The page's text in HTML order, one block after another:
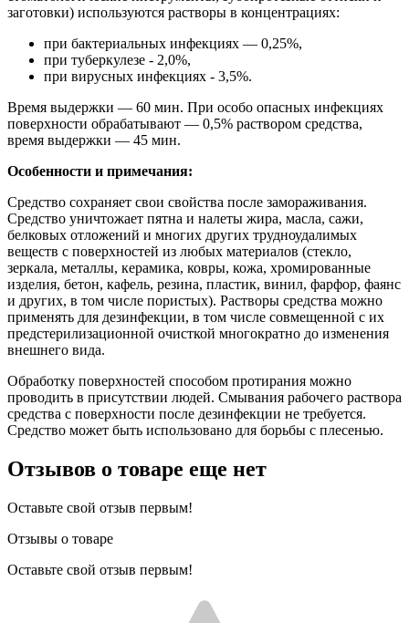
заготовки) используются растворы в концентрациях:
при бактериальных инфекциях — 0,25%,
при туберкулезе - 2,0%,
при вирусных инфекциях - 3,5%.
Время выдержки — 60 мин. При особо опасных инфекциях
поверхности обрабатывают — 0,5% раствором средства,
время выдержки — 45 мин.
Особенности и примечания:
Средство сохраняет свои свойства после замораживания.
Средство уничтожает пятна и налеты жира, масла, сажи,
белковых отложений и многих других трудноудалимых
веществ с поверхностей из любых материалов (стекло,
зеркала, металлы, керамика, ковры, кожа, хромированные
изделия, бетон, кафель, резина, пластик, винил, фарфор, фаянс
и других, в том числе пористых). Растворы средства можно
применять для дезинфекции, в том числе совмещенной с их
предстерилизационной очисткой многократно до изменения
внешнего вида.
Обработку поверхностей способом протирания можно
проводить в присутствии людей. Смывания рабочего раствора
средства с поверхности после дезинфекции не требуется.
Средство может быть использовано для борьбы с плесенью.
Отзывов о товаре еще нет
Оставьте свой отзыв первым!
Отзывы о товаре
Оставьте свой отзыв первым!